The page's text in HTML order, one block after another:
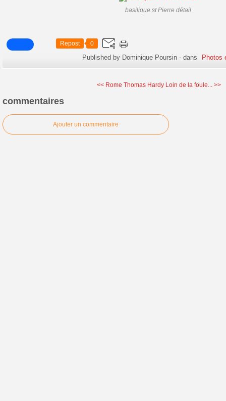
basilique st Pierre détail
Repost 0
Published by Dominique Poursin -dans Photos
<< Rome Thomas Hardy Loin de la foule... >>
commentaires
Ajouter un commentaire